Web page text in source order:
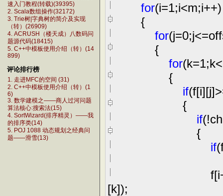
速入门教程(转载)(39395)
2. Scala数组操作(32172)
3. Trie树|字典树的简介及实现
（转）(26909)
4. ACRUSH（楼天成）八数码问
题源代码(18415)
5. C++中模板使用介绍（转）(14
899)
评论排行榜
1. 走进MFC的空间 (31)
2. C++中模板使用介绍（转）(1
6)
3. 数学建模之——商人过河问题
算法核心:搜索法(15)
4. SortWizard(排序精灵）——我
的排序类(14)
5. POJ 1088 动态规划之经典问
题——滑雪(13)
for(i=1;i<m;i++)
{
for(j=0;j<=
{
for(k=1;k
{
if(f[i][j]
{
if(!
{
if
f[i
[k]);